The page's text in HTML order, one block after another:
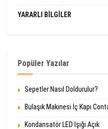
YARARLI BILGILER
Popüler Yazılar
Sepetler Nasıl Doldurulur?
Bulaşık Makinesi İç Kapı
Kondansatör LED Işığı Açık